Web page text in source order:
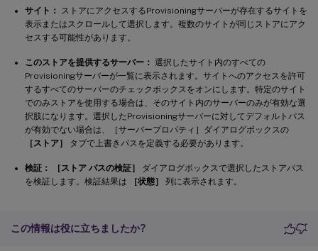
サイト：
ストアにアクセスするProvisioningサーバーが存在するサイトを
表示またはスクロールして選択します。複数のサイトが同じストアにアク
セスする可能性があります。
このストアを提供するサーバー： 選択したサイト内のすべての
Provisioningサーバーが一覧に表示されます。サイトへのアクセスを許可
するすべてのサーバーのチェックボックスをオンにします。特定のサイト
でのみストアを使用する場合は、そのサイト内のサーバーのみが有効な選
択肢になります。選択したProvisioningサーバーに対してデフォルトパス
が有効でない場合は、［サーバープロパティ］ダイアログボックスの
［ストア］
タブで上書きパスを定義する必要があります。
検証： ［ストア パスの検証］
ダイアログボックスで選択したストアパス
を検証します。検証結果は
［状態］ 列に表示されます。
この情報は役に立ちましたか?